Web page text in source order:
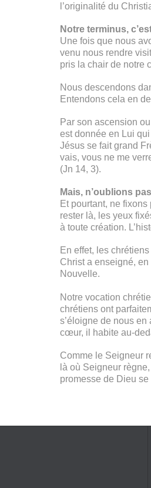
l’originalité du
Notre terminus,
Une fois que nous
venu nous rendre
pris la chair de notre
Nous descendons
Entendons cela en
Par son ascension
est donnée en Lui
Jésus se fait grand
vais, vous ne me
(Jn 14, 3).
Mais, n’oublions
Et pourtant, ne
rester là, les yeux
à toute création.
En effet, les
Christ a enseigné,
Nouvelle.
Notre vocation
chrétiens ont
s’éloigne de nous
cœur, il habite au-
Comme le Seigneur
là où Seigneur
promesse de Dieu